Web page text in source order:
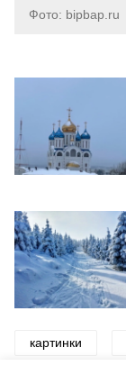
Фото: bipbap.ru
картинки